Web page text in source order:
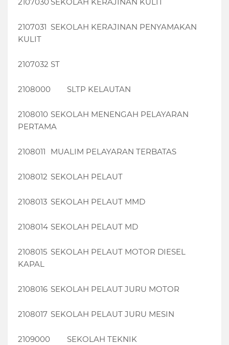
2107030 SEKOLAH KERAJINAN KULIT
2107031 SEKOLAH KERAJINAN PENYAMAKAN
KULIT
2107032 ST
2108000 SLTP KELAUTAN
2108010 SEKOLAH MENENGAH PELAYARAN
PERTAMA
2108011 MUALIM PELAYARAN TERBATAS
2108012 SEKOLAH PELAUT
2108013 SEKOLAH PELAUT MMD
2108014 SEKOLAH PELAUT MD
2108015 SEKOLAH PELAUT MOTOR DIESEL
KAPAL
2108016 SEKOLAH PELAUT JURU MOTOR
2108017 SEKOLAH PELAUT JURU MESIN
2109000 SEKOLAH TEKNIK